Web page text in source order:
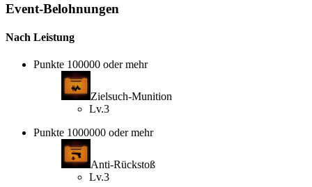
Event-Belohnungen
Nach Leistung
Punkte 100000 oder mehr
Zielsuch-Munition
Lv.3
Punkte 1000000 oder mehr
Anti-Rückstoß
Lv.3